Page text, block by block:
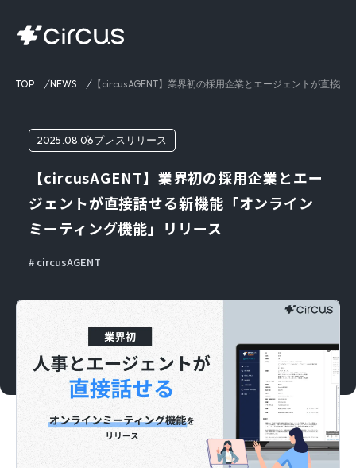
TOP NEWS 【circusAGENT】業界初の採用企業とエージェントが直接
2025.08.06プレスリリース
【circusAGENT】業界初の採用企業とエー
ジェントが直接話せる新機能「オンライン
ミーティング機能」リリース
circusAGENT